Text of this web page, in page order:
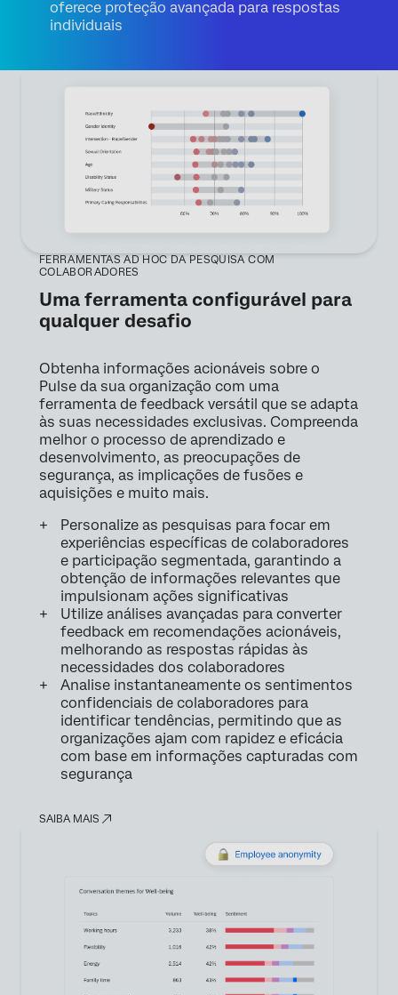
oferece proteção avançada para respostas
individuais
FERRAMENTAS AD HOC DA PESQUISA COM
COLABORADORES
Uma ferramenta configurável para
qualquer desafio
Obtenha informações acionáveis sobre o
Pulse da sua organização com uma
ferramenta de feedback versátil que se adapta
às suas necessidades exclusivas. Compreenda
melhor o processo de aprendizado e
desenvolvimento, as preocupações de
segurança, as implicações de fusões e
aquisições e muito mais.
Personalize as pesquisas para focar em
experiências específicas de colaboradores
e participação segmentada, garantindo a
obtenção de informações relevantes que
impulsionam ações significativas
Utilize análises avançadas para converter
feedback em recomendações acionáveis,
melhorando as respostas rápidas às
necessidades dos colaboradores
Analise instantaneamente os sentimentos
confidenciais de colaboradores para
identificar tendências, permitindo que as
organizações ajam com rapidez e eficácia
com base em informações capturadas com
segurança
SAIBA MAIS